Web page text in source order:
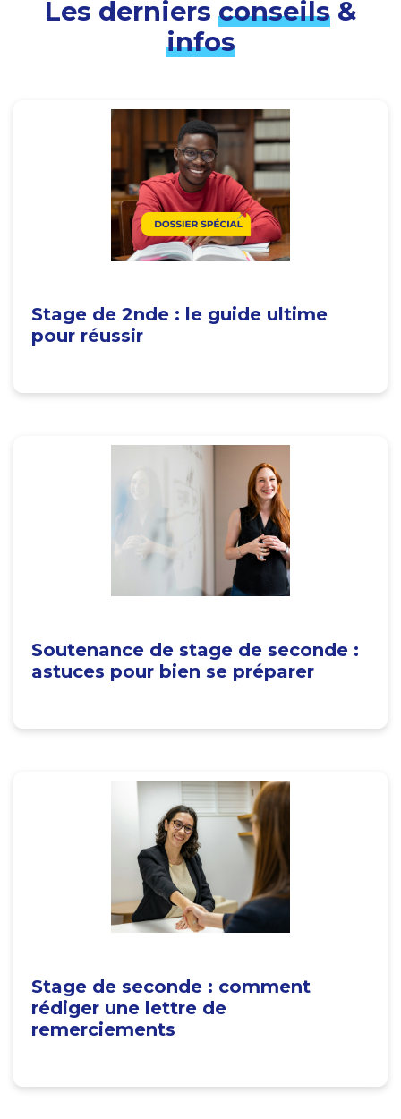
Les derniers conseils&
infos
Stage de 2nde : le guide ultime
pour réussir
Soutenance de stage de seconde :
astuces pour bien se préparer
Stage de seconde : comment
rédiger une lettre de
remerciements